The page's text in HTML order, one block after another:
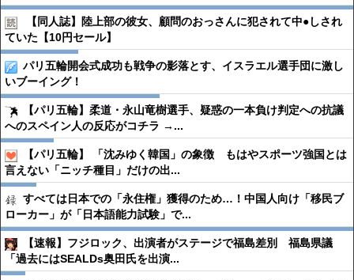
【同人誌】陸上部の彼女、顧問のおっさんに犯されて中●︎しされ
ていた【10円セール】
パリ五輪開会式成功も戦争の影落とす、イスラエル選手団に激し
いブーイング！
【パリ五輪】柔道・永山竜樹選手、疑惑の一本負け判定への抗議
へのスペイン人の反応がコチラ →...
【パリ五輪】 「沈みゆく韓国」の象徴 もはやスポーツ強国とは
言えない「ニッチ種目」だけの出...
すべては日本での「永住権」獲得のため…！中国人向け「移民ブ
ローカー」が「日本語能力試験」で...
【速報】フジロック、出演者がステージで福島差別 福島県議
「過去にはSEALDs奥田氏を出演...